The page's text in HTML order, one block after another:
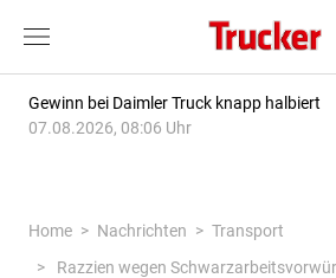
Gewinn bei Daimler Truck knapp halbiert
07.08.2026, 08:06 Uhr
Home Nachrichten
Transport
Razzien wegen